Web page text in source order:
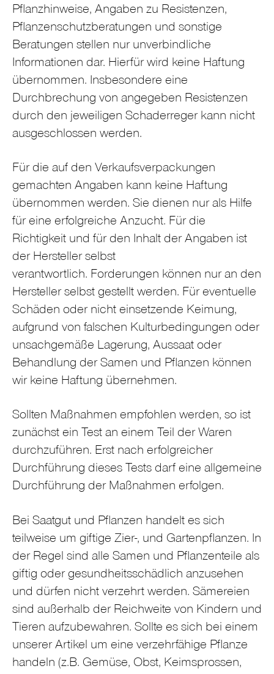
Pflanzhinweise, Angaben zu Resistenzen,
Pflanzenschutzberatungen und sonstige
Beratungen stellen nur unverbindliche
Informationen dar. Hierfür wird keine Haftung
übernommen. Insbesondere eine
Durchbrechung von angegeben Resistenzen
durch den jeweiligen Schaderreger kann nicht
ausgeschlossen werden.
Für die auf den Verkaufsverpackungen
gemachten Angaben kann keine Haftung
übernommen werden. Sie dienen nur als Hilfe
für eine erfolgreiche Anzucht. Für die
Richtigkeit und für den Inhalt der Angaben ist
der Hersteller selbst
verantwortlich. Forderungen können nur an den
Hersteller selbst gestellt werden. Für eventuelle
Schäden oder nicht einsetzende Keimung,
aufgrund von falschen Kulturbedingungen oder
unsachgemäße Lagerung, Aussaat oder
Behandlung der Samen und Pflanzen können
wir keine Haftung übernehmen.
Sollten Maßnahmen empfohlen werden, so ist
zunächst ein Test an einem Teil der Waren
durchzuführen. Erst nach erfolgreicher
Durchführung dieses Tests darf eine allgemeine
Durchführung der Maßnahmen erfolgen.
Bei Saatgut und Pflanzen handelt es sich
teilweise um giftige Zier-, und Gartenpflanzen. In
der Regel sind alle Samen und Pflanzenteile als
giftig oder gesundheitsschädlich anzusehen
und dürfen nicht verzehrt werden. Sämereien
sind außerhalb der Reichweite von Kindern und
Tieren aufzubewahren. Sollte es sich bei einem
unserer Artikel um eine verzehrfähige Pflanze
handeln (z.B. Gemüse, Obst, Keimsprossen,